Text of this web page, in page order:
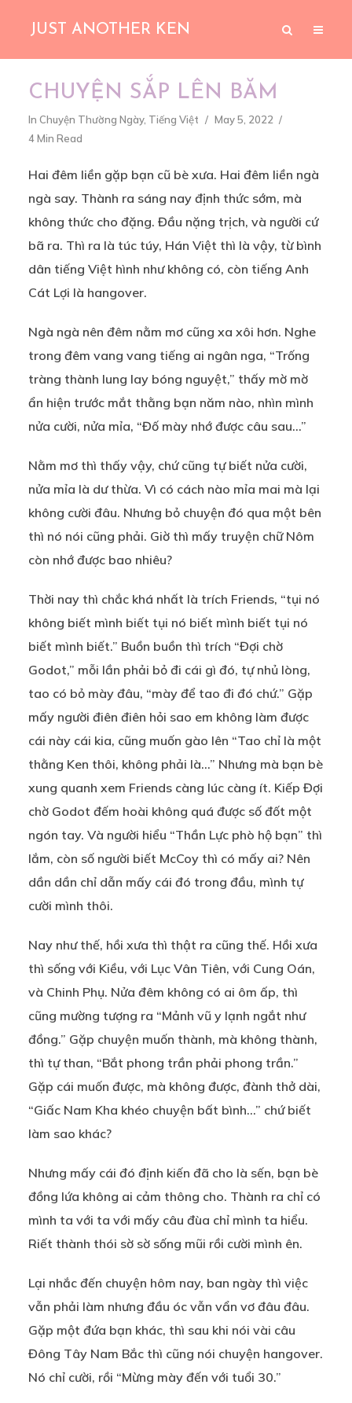
JUST ANOTHER KEN
CHUYỆN SẮP LÊN BĂM
In Chuyện Thường Ngày, Tiếng Việt
May 5, 2022
4 Min Read
Hai đêm liền gặp bạn cũ bè xưa. Hai đêm liền ngà
ngà say. Thành ra sáng nay định thức sớm, mà
không thức cho đặng. Đầu nặng trịch, và người cứ
bã ra. Thì ra là túc túy, Hán Việt thì là vậy, từ bình
dân tiếng Việt hình như không có, còn tiếng Anh
Cát Lợi là hangover.
Ngà ngà nên đêm nằm mơ cũng xa xôi hơn. Nghe
trong đêm vang vang tiếng ai ngân nga, “Trống
tràng thành lung lay bóng nguyệt,” thấy mờ mờ
ẩn hiện trước mắt thằng bạn năm nào, nhìn mình
nửa cười, nửa mỉa, “Đố mày nhớ được câu sau…”
Nằm mơ thì thấy vậy, chứ cũng tự biết nửa cười,
nửa mỉa là dư thừa. Vì có cách nào mỉa mai mà lại
không cười đâu. Nhưng bỏ chuyện đó qua một bên
thì nó nói cũng phải. Giờ thì mấy truyện chữ Nôm
còn nhớ được bao nhiêu?
Thời nay thì chắc khá nhất là trích Friends, “tụi nó
không biết mình biết tụi nó biết mình biết tụi nó
biết mình biết.” Buồn buồn thì trích “Đợi chờ
Godot,” mỗi lần phải bỏ đi cái gì đó, tự nhủ lòng,
tao có bỏ mày đâu, “mày để tao đi đó chứ.” Gặp
mấy người điên điên hỏi sao em không làm được
cái này cái kia, cũng muốn gào lên “Tao chỉ là một
thằng Ken thôi, không phải là…” Nhưng mà bạn bè
xung quanh xem Friends càng lúc càng ít. Kiếp Đợi
chờ Godot đếm hoài không quá được số đốt một
ngón tay. Và người hiểu “Thần Lực phò hộ bạn” thì
lắm, còn số người biết McCoy thì có mấy ai? Nên
dần dần chỉ dẫn mấy cái đó trong đầu, mình tự
cười mình thôi.
Nay như thế, hồi xưa thì thật ra cũng thế. Hồi xưa
thì sống với Kiều, với Lục Vân Tiên, với Cung Oán,
và Chinh Phụ. Nửa đêm không có ai ôm ấp, thì
cũng mường tượng ra “Mảnh vũ y lạnh ngắt như
đồng.” Gặp chuyện muốn thành, mà không thành,
thì tự than, “Bắt phong trần phải phong trần.”
Gặp cái muốn được, mà không được, đành thở dài,
“Giấc Nam Kha khéo chuyện bất bình…” chứ biết
làm sao khác?
Nhưng mấy cái đó định kiến đã cho là sến, bạn bè
đồng lứa không ai cảm thông cho. Thành ra chỉ có
mình ta với ta với mấy câu đùa chỉ mình ta hiểu.
Riết thành thói sờ sờ sống mũi rồi cười mình ên.
Lại nhắc đến chuyện hôm nay, ban ngày thì việc
vẫn phải làm nhưng đầu óc vẫn vẩn vơ đâu đâu.
Gặp một đứa bạn khác, thì sau khi nói vài câu
Đông Tây Nam Bắc thì cũng nói chuyện hangover.
Nó chỉ cười, rồi “Mừng mày đến với tuổi 30.”